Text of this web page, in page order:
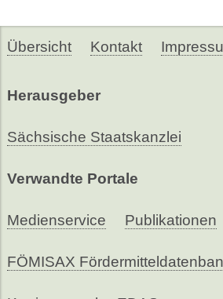
Übersicht Kontakt
Herausgeber
Sächsische Staatskanzlei
Verwandte Portale
Medienservice Publikationen
FÖMISAX